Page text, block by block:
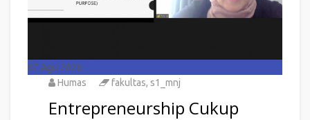
07 Agu 2026
Humas
fakultas, s1_mnj
Entrepreneurship Cukup